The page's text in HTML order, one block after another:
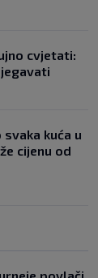
cvjetati:
kuća u
cijenu od